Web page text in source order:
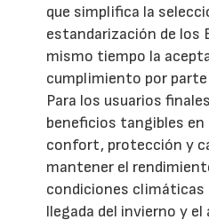
que simplifica la
estandarización de los
mismo tiempo la
cumplimiento por
Para los usuarios
beneficios tangibles
confort, protección y
mantener el
condiciones climáticas
llegada del invierno y